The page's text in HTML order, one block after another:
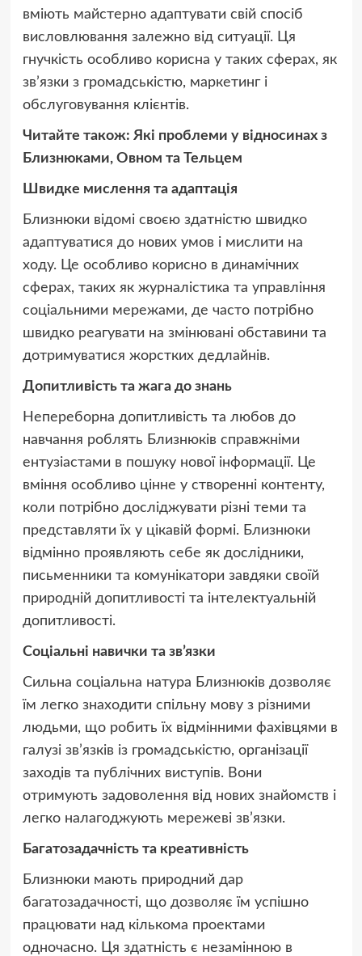
вміють майстерно адаптувати свій спосіб
висловлювання залежно від ситуації. Ця
гнучкість особливо корисна у таких сферах, як
зв’язки з громадськістю, маркетинг і
обслуговування клієнтів.
Читайте також: Які проблеми у відносинах з
Близнюками, Овном та Тельцем
Швидке мислення та адаптація
Близнюки відомі своєю здатністю швидко
адаптуватися до нових умов і мислити на
ходу. Це особливо корисно в динамічних
сферах, таких як журналістика та управління
соціальними мережами, де часто потрібно
швидко реагувати на змінювані обставини та
дотримуватися жорстких дедлайнів.
Допитливість та жага до знань
Непереборна допитливість та любов до
навчання роблять Близнюків справжніми
ентузіастами в пошуку нової інформації. Це
вміння особливо цінне у створенні контенту,
коли потрібно досліджувати різні теми та
представляти їх у цікавій формі. Близнюки
відмінно проявляють себе як дослідники,
письменники та комунікатори завдяки своїй
природній допитливості та інтелектуальній
допитливості.
Соціальні навички та зв’язки
Сильна соціальна натура Близнюків дозволяє
їм легко знаходити спільну мову з різними
людьми, що робить їх відмінними фахівцями в
галузі зв’язків із громадськістю, організації
заходів та публічних виступів. Вони
отримують задоволення від нових знайомств і
легко налагоджують мережеві зв’язки.
Багатозадачність та креативність
Близнюки мають природний дар
багатозадачності, що дозволяє їм успішно
працювати над кількома проектами
одночасно. Ця здатність є незамінною в